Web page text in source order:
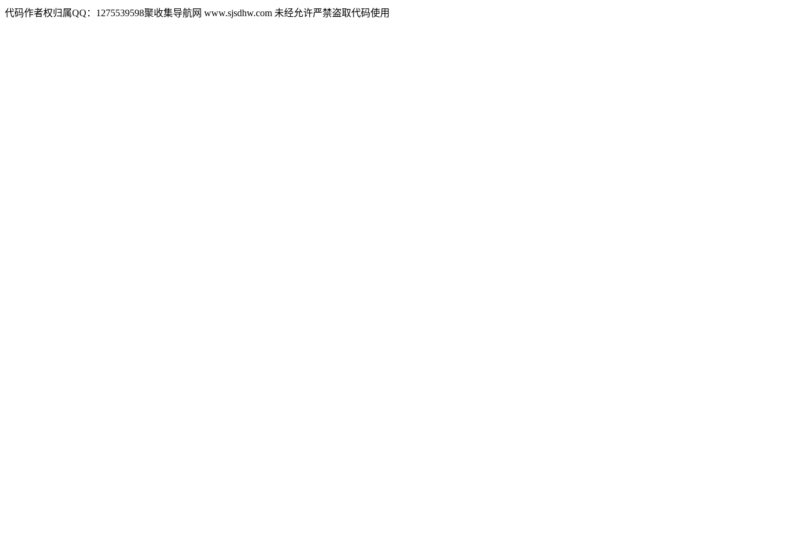
代码作者权归属QQ：1275539598聚收集导航网 www.sjsdhw.com 未经允许严禁盗取代码使用